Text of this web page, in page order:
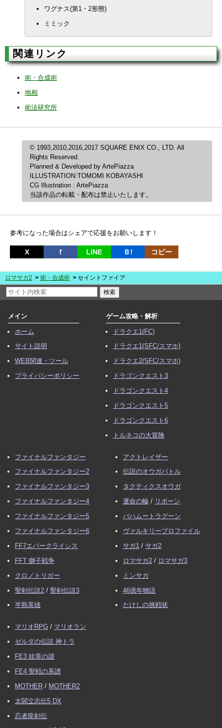
ワグナス(第1・2形態)
ミミック
関連リンク
術・合成術
地相
術法研究所
© 1993,2010,2016,2017 SQUARE ENIX CO., LTD. All
Rights Reserved.
Planned & Developed by ArtePiazza
ILLUSTRATION:TOMOMI KOBAYASHI
CG Illustration : ArtePiazza
当該作品の転載・配布は禁止いたします。
参考になった場合はシェアで応援をお願いします！
X ｆ LINE Ｂ! コピー
ロマサガ2 術・合成術 セイントファイア
メイン
ホーム
サイト説明
WEB関連・ツール
プライバシーポリシー
ゲーム攻略・解析
ドラクエ1(FC)
ドラクエ1(SFC/スマホ)
ドラクエ2(SFC/スマホ)
ドラゴンクエスト3
ドラゴンクエスト4
ドラゴンクエスト5
ドラゴンクエスト6
トルネコの大冒険
ファイナルファンタジー
ファイナルファンタジー2
ファイナルファンタジー3
ファイナルファンタジー4
ファイナルファンタジー5
ファイナルファンタジー6
FF7エバークライシス
FFT 獅子戦争
クロノトリガー
聖剣伝説2 / 聖剣伝説3
半熟英雄
アクトレイザー
伝説のオウガバトル
タクティクスオウガ
運命の輪 / リボーン
バハムートラグーン
ヴァルキリープロファイル
サガ1 / サガ2
ロマサガ2 / ロマサガ3
ミンサガ
46億年物語
たけしの挑戦状
マリオRPG / マリオラン
ゼルダの伝説 神トラ
FE3 紋章の謎
FE4 聖戦の系譜
MOTHER / MOTHER2
太閤立志伝5 DX
忍者龍剣伝